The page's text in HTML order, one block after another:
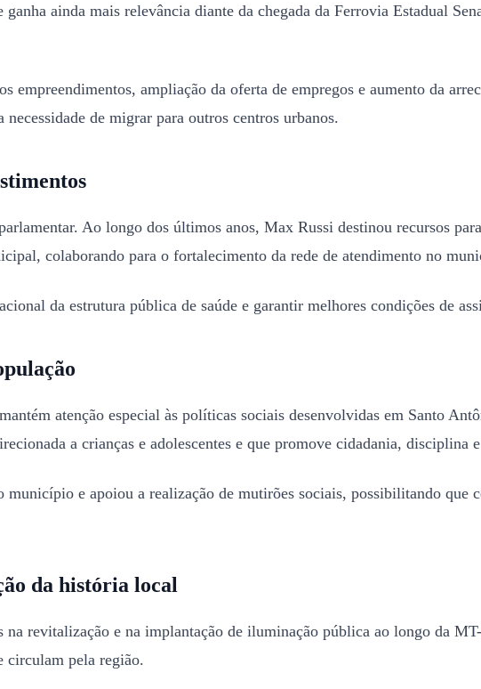
ainda mais relevância diante da chegada da Ferrovia Estadual
empreendimentos, ampliação da oferta de empregos e aumento da
de migrar para outros centros urbanos.
Ao longo dos últimos anos, Max Russi destinou recursos
colaborando para o fortalecimento da rede de atendimento no
da estrutura pública de saúde e garantir melhores condições de
atenção especial às políticas sociais desenvolvidas em Santo
a crianças e adolescentes e que promove cidadania, disciplina
e apoiou a realização de mutirões sociais, possibilitando que
da história local
revitalização e na implantação de iluminação pública ao longo da
circulam pela região.